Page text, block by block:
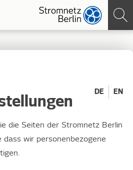
weiterhin
Technik“ in
Villa
DE EN
die Seiten der Stromnetz Berlin
dass wir personenbezogene